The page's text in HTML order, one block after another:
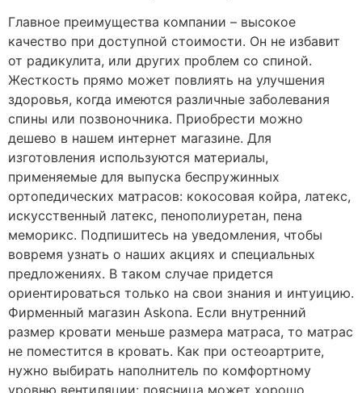
Главное преимущества компании – высокое
качество при доступной стоимости. Он не избавит
от радикулита, или других проблем со спиной.
Жесткость прямо может повлиять на улучшения
здоровья, когда имеются различные заболевания
спины или позвоночника. Приобрести можно
дешево в нашем интернет магазине. Для
изготовления используются материалы,
применяемые для выпуска беспружинных
ортопедических матрасов: кокосовая койра, латекс,
искусственный латекс, пенополиуретан, пена
меморикс. Подпишитесь на уведомления, чтобы
вовремя узнать о наших акциях и специальных
предложениях. В таком случае придется
ориентироваться только на свои знания и интуицию.
Фирменный магазин Askona. Если внутренний
размер кровати меньше размера матраса, то матрас
не поместится в кровать. Как при остеоартрите,
нужно выбирать наполнитель по комфортному
уровню вентиляции: поясница может хорошо